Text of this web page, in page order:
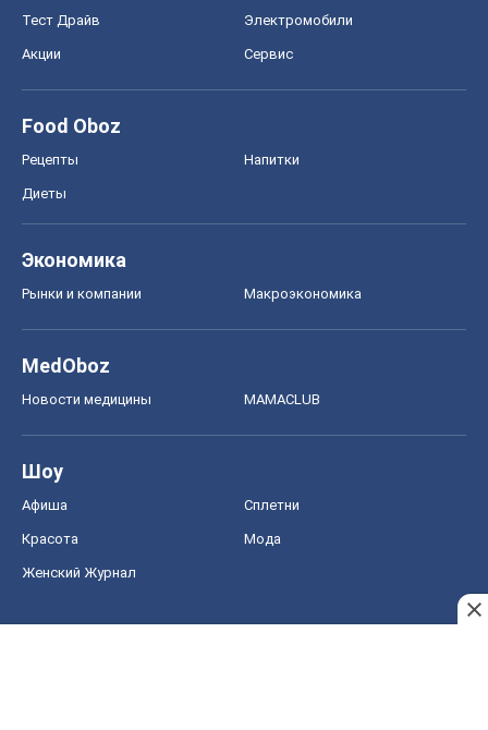
Тест Драйв Электромобили
Акции Сервис
Food Oboz
Рецепты Напитки
Диеты
Экономика
Рынки и компании Mакроэкономика
MedOboz
Новости медицины MAMACLUB
Шоу
Афиша Сплетни
Красота Мода
Женский Журнал